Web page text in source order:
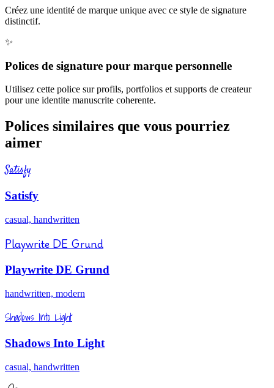
Créez une identité de marque unique avec ce style de signature
distinctif.
✨
Polices de signature pour marque personnelle
Utilisez cette police sur profils, portfolios et supports de createur
pour une identite manuscrite coherente.
Polices similaires que vous pourriez
aimer
Satisfy
Satisfy
casual, handwritten
Playwrite DE Grund
Playwrite DE Grund
handwritten, modern
Shadows Into Light
Shadows Into Light
casual, handwritten